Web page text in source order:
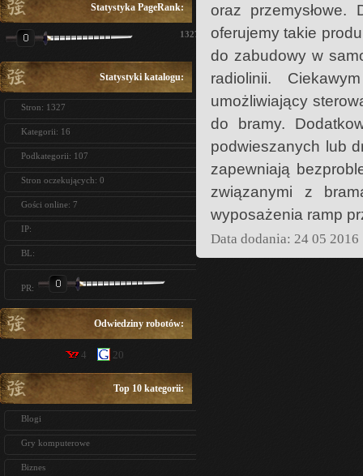
Statystyka PageRank:
1327
Statystyki katalogu:
Stron: 1327
Kategorii: 16
Podkategorii: 107
Stron oczekujących: 0
Gości online: 7
IP:
BL:
PR:
Odwiedziny robotów:
4 20
Top 10 kategorii:
Blogi
Gry komputerowe
Biznes
oraz przemysłowe.
oferujemy takie
do zabudowy w
radiolinii.
umożliwiający
do bramy.
podwieszanych lub
zapewniają
związanymi z
wyposażenia ramp
Data dodania: 24 05 2016